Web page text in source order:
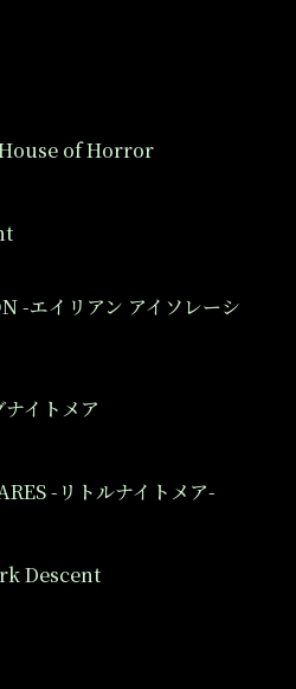
of Horror
-エイリアン アイソレーシ
イトメア
-リトルナイトメア-
Descent